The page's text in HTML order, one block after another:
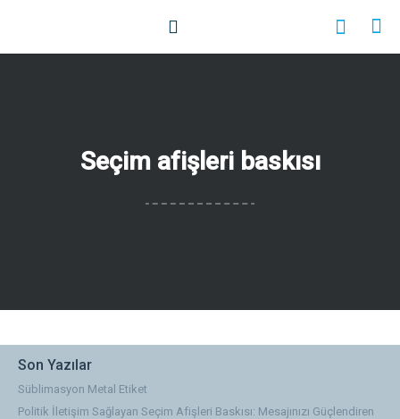
Seçim afişleri baskısı
Son Yazılar
Süblimasyon Metal Etiket
Politik İletişim Sağlayan Seçim Afişleri Baskısı: Mesajınızı Güçlendiren